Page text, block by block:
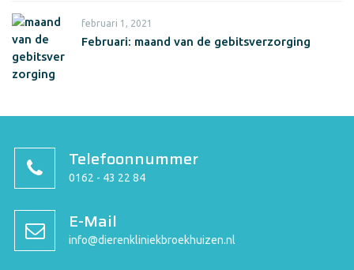
februari 1, 2021
Februari: maand van de gebitsverzorging
Telefoonnummer
0162 - 43 22 84
E-Mail
info@dierenkliniekbroekhuizen.nl